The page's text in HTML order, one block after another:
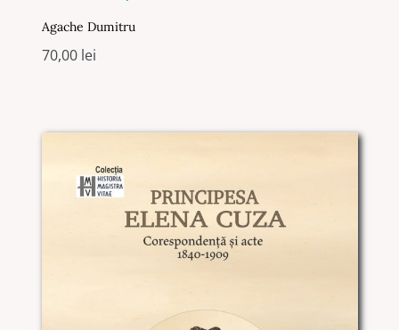
Agache Dumitru
70,00 lei